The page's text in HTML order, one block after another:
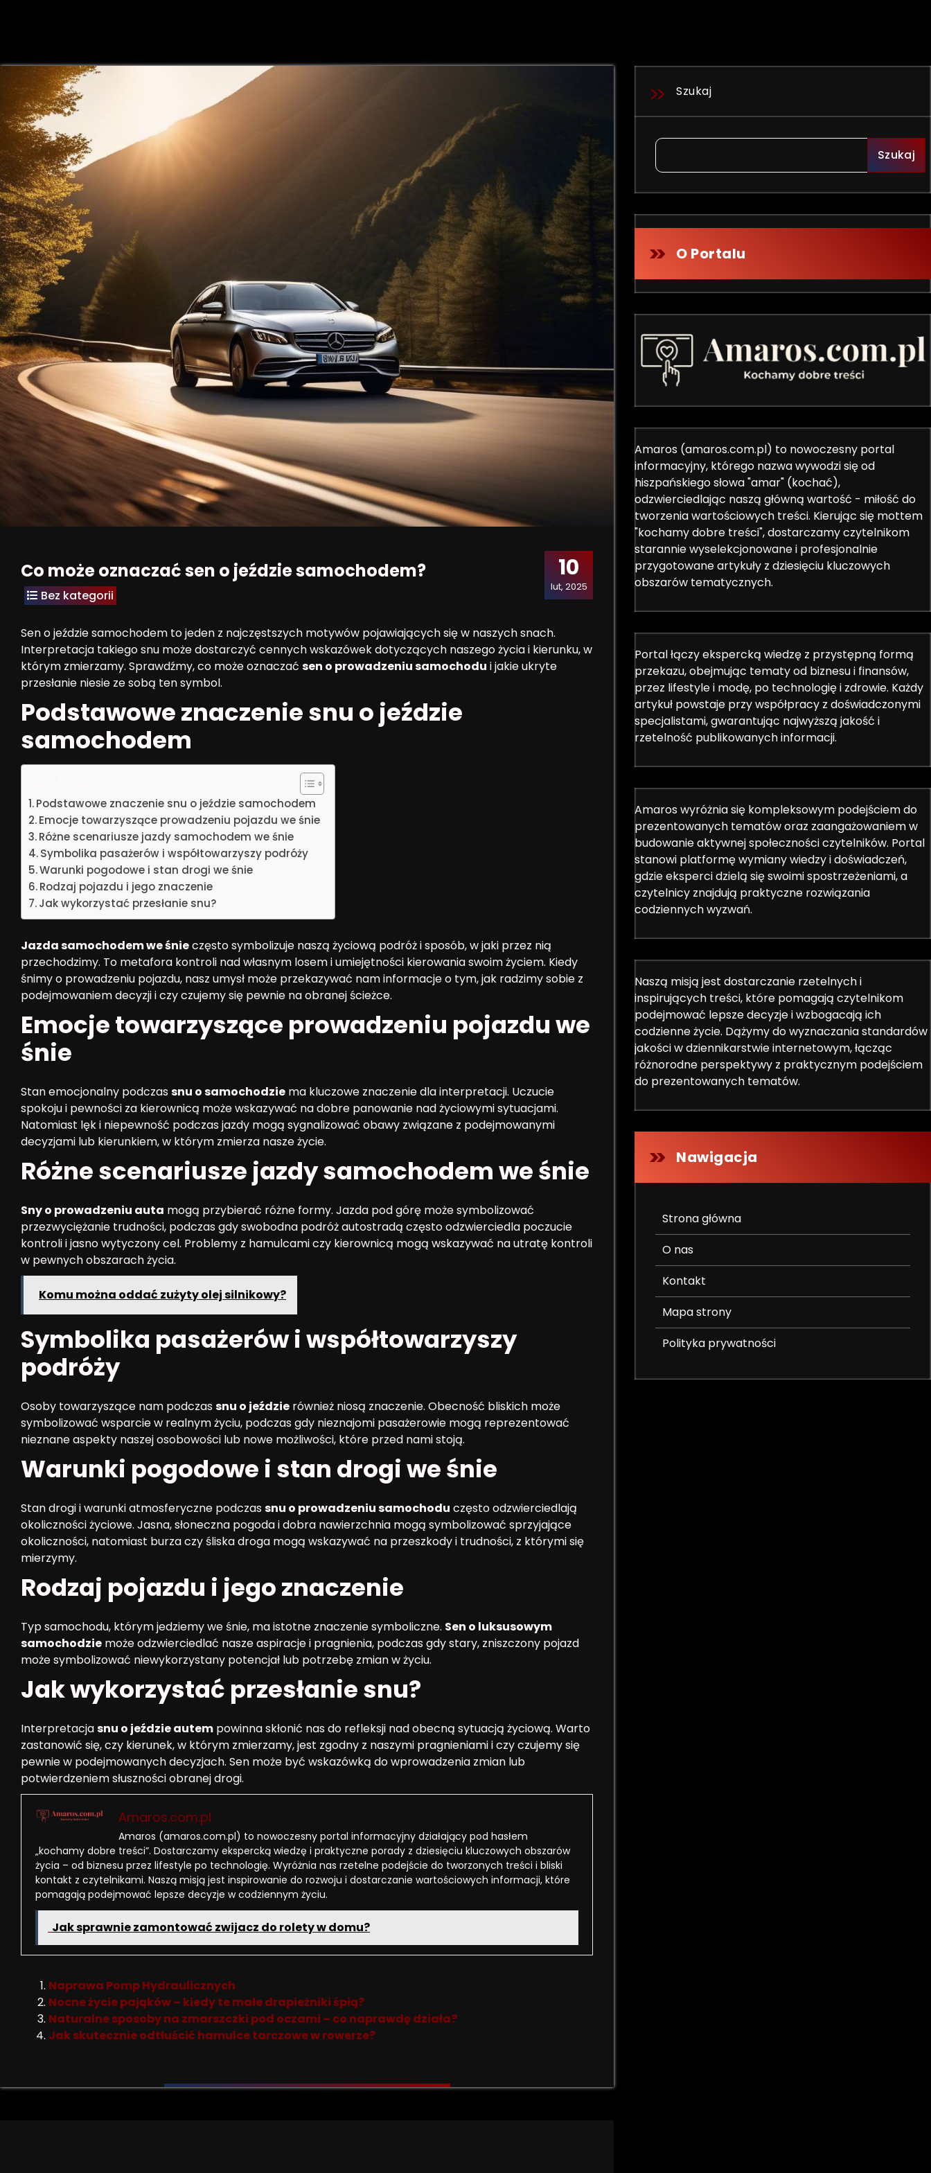
10
lut, 2025
Co może oznaczać sen o jeździe samochodem?
Bez kategorii
Sen o jeździe samochodem to jeden z najczęstszych motywów pojawiających się w naszych snach.
Interpretacja takiego snu może dostarczyć cennych wskazówek dotyczących naszego życia i kierunku, w
którym zmierzamy. Sprawdźmy, co może oznaczać sen o prowadzeniu samochodu i jakie ukryte
przesłanie niesie ze sobą ten symbol.
Podstawowe znaczenie snu o jeździe
samochodem
Podstawowe znaczenie snu o jeździe samochodem
Emocje towarzyszące prowadzeniu pojazdu we śnie
Różne scenariusze jazdy samochodem we śnie
Symbolika pasażerów i współtowarzyszy podróży
Warunki pogodowe i stan drogi we śnie
Rodzaj pojazdu i jego znaczenie
Jak wykorzystać przesłanie snu?
Jazda samochodem we śnieczęsto symbolizuje naszą życiową podróż i sposób, w jaki przez nią
przechodzimy. To metafora kontroli nad własnym losem i umiejętności kierowania swoim życiem. Kiedy
śnimy o prowadzeniu pojazdu, nasz umysł może przekazywać nam informacje o tym, jak radzimy sobie z
podejmowaniem decyzji i czy czujemy się pewnie na obranej ścieżce.
Emocje towarzyszące prowadzeniu pojazdu we
śnie
Stan emocjonalny podczassnu o samochodzie ma kluczowe znaczenie dla interpretacji. Uczucie
spokoju i pewności za kierownicą może wskazywać na dobre panowanie nad życiowymi sytuacjami.
Natomiast lęk i niepewność podczas jazdy mogą sygnalizować obawy związane z podejmowanymi
decyzjami lub kierunkiem, w którym zmierza nasze życie.
Różne scenariusze jazdy samochodem we śnie
Sny o prowadzeniu auta mogą przybierać różne formy. Jazda pod górę może symbolizować
przezwyciężanie trudności, podczas gdy swobodna podróż autostradą często odzwierciedla poczucie
kontroli i jasno wytyczony cel. Problemy z hamulcami czy kierownicą mogą wskazywać na utratę kontroli
w pewnych obszarach życia.
Komu można oddać zużyty olej silnikowy?
Symbolika pasażerów i współtowarzyszy
podróży
Osoby towarzyszące nam podczassnu o jeździe również niosą znaczenie. Obecność bliskich może
symbolizować wsparcie w realnym życiu, podczas gdy nieznajomi pasażerowie mogą reprezentować
nieznane aspekty naszej osobowości lub nowe możliwości, które przed nami stoją.
Warunki pogodowe i stan drogi we śnie
Stan drogi i warunki atmosferyczne podczassnu o prowadzeniu samochodu często odzwierciedlają
okoliczności życiowe. Jasna, słoneczna pogoda i dobra nawierzchnia mogą symbolizować sprzyjające
okoliczności, natomiast burza czy śliska droga mogą wskazywać na przeszkody i trudności, z którymi się
mierzymy.
Rodzaj pojazdu i jego znaczenie
Typ samochodu, którym jedziemy we śnie, ma istotne znaczenie symboliczne. Sen o luksusowym
samochodzie może odzwierciedlać nasze aspiracje i pragnienia, podczas gdy stary, zniszczony pojazd
może symbolizować niewykorzystany potencjał lub potrzebę zmian w życiu.
Jak wykorzystać przesłanie snu?
Interpretacjasnu o jeździe autem powinna skłonić nas do refleksji nad obecną sytuacją życiową. Warto
zastanowić się, czy kierunek, w którym zmierzamy, jest zgodny z naszymi pragnieniami i czy czujemy się
pewnie w podejmowanych decyzjach. Sen może być wskazówką do wprowadzenia zmian lub
potwierdzeniem słuszności obranej drogi.
Amaros.com.pl
Amaros (amaros.com.pl) to nowoczesny portal informacyjny działający pod hasłem
„kochamy dobre treści”. Dostarczamy ekspercką wiedzę i praktyczne porady z dziesięciu kluczowych obszarów
życia – od biznesu przez lifestyle po technologię. Wyróżnia nas rzetelne podejście do tworzonych treści i bliski
kontakt z czytelnikami. Naszą misją jest inspirowanie do rozwoju i dostarczanie wartościowych informacji, które
pomagają podejmować lepsze decyzje w codziennym życiu.
Jak sprawnie zamontować zwijacz do rolety w domu?
Naprawa Pomp Hydraulicznych
Nocne życie pająków – kiedy te małe drapieżniki śpią?
Naturalne sposoby na zmarszczki pod oczami – co naprawdę działa?
Jak skutecznie odtłuścić hamulce tarczowe w rowerze?
Szukaj
Szukaj
O Portalu
Amaros (amaros.com.pl) to nowoczesny portal
informacyjny, którego nazwa wywodzi się od
hiszpańskiego słowa "amar" (kochać),
odzwierciedlając naszą główną wartość - miłość do
tworzenia wartościowych treści. Kierując się mottem
"kochamy dobre treści", dostarczamy czytelnikom
starannie wyselekcjonowane i profesjonalnie
przygotowane artykuły z dziesięciu kluczowych
obszarów tematycznych.
Portal łączy ekspercką wiedzę z przystępną formą
przekazu, obejmując tematy od biznesu i finansów,
przez lifestyle i modę, po technologię i zdrowie. Każdy
artykuł powstaje przy współpracy z doświadczonymi
specjalistami, gwarantując najwyższą jakość i
rzetelność publikowanych informacji.
Amaros wyróżnia się kompleksowym podejściem do
prezentowanych tematów oraz zaangażowaniem w
budowanie aktywnej społeczności czytelników. Portal
stanowi platformę wymiany wiedzy i doświadczeń,
gdzie eksperci dzielą się swoimi spostrzeżeniami, a
czytelnicy znajdują praktyczne rozwiązania
codziennych wyzwań.
Naszą misją jest dostarczanie rzetelnych i
inspirujących treści, które pomagają czytelnikom
podejmować lepsze decyzje i wzbogacają ich
codzienne życie. Dążymy do wyznaczania standardów
jakości w dziennikarstwie internetowym, łącząc
różnorodne perspektywy z praktycznym podejściem
do prezentowanych tematów.
Nawigacja
Strona główna
O nas
Kontakt
Mapa strony
Polityka prywatności